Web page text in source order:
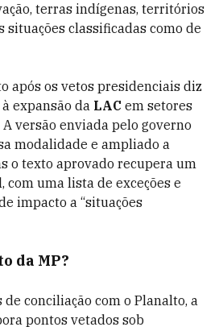
terras indígenas, territórios
classificadas como de
após os vetos presidenciais diz
expansão da LAC em setores
versão enviada pelo governo
modalidade e ampliado a
o texto aprovado recupera um
uma lista de exceções e
impacto a “situações
da MP?
conciliação com o Planalto, a
pontos vetados sob